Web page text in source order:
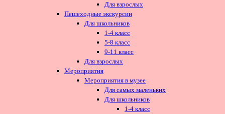
Для взрослых
Пешеходные экскурсии
Для школьников
1-4 класс
5-8 класс
9-11 класс
Для взрослых
Мероприятия
Мероприятия в музее
Для самых маленьких
Для школьников
1-4 класс